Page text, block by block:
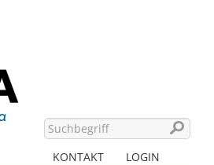
KONTAKT LOGIN